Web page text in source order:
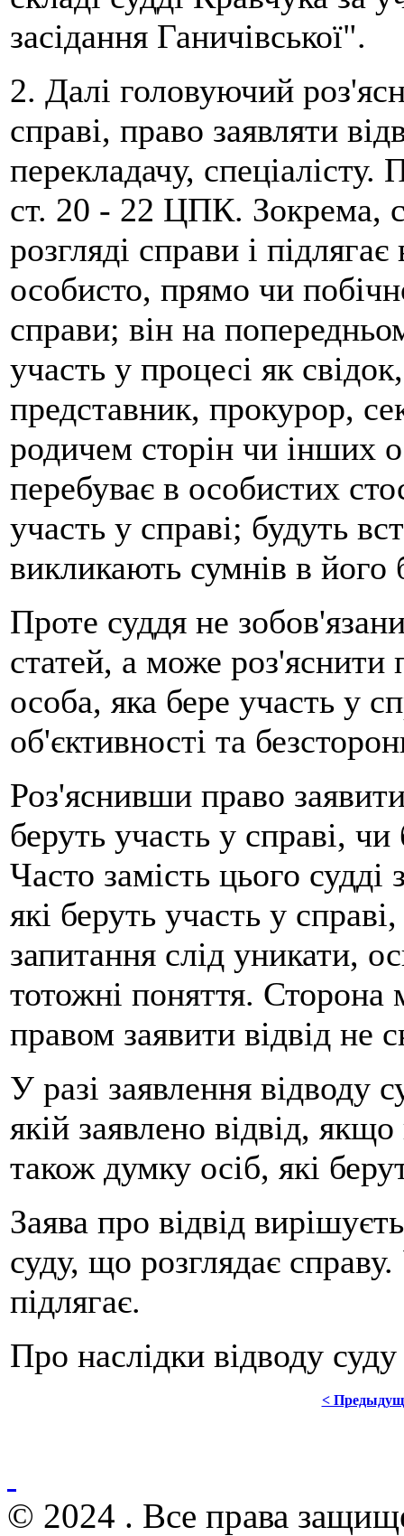
засідання Ганичівської".
2. Далі головуючий
справі, право заявляти
перекладачу, спеціалісту.
ст. 20 - 22 ЦПК. Зокрема,
розгляді справи і
особисто, прямо чи
справи; він на
участь у процесі як
представник, прокурор,
родичем сторін чи інших
перебуває в особистих
участь у справі; будуть
викликають сумнів в його
Проте суддя не
статей, а може роз'яснити
особа, яка бере участь у
об'єктивності та
Роз'яснивши право заявити
беруть участь у справі,
Часто замість цього
які беруть участь у
запитання слід уникати,
тотожні поняття. Сторона
правом заявити відвід не
У разі заявлення відводу
якій заявлено відвід,
також думку осіб, які
Заява про відвід
суду, що розглядає
підлягає.
Про наслідки відводу
<
© 2024 . Все права